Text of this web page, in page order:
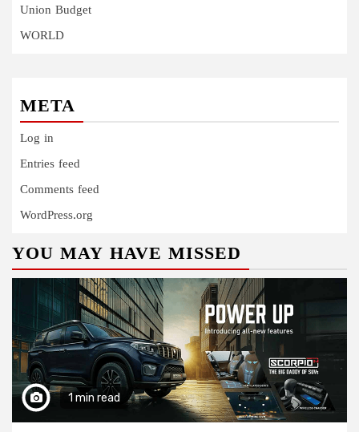
Union Budget
WORLD
META
Log in
Entries feed
Comments feed
WordPress.org
YOU MAY HAVE MISSED
1 min read